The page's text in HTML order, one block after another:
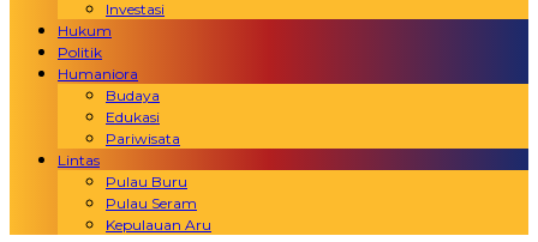
Investasi
Hukum
Politik
Humaniora
Budaya
Edukasi
Pariwisata
Lintas
Pulau Buru
Pulau Seram
Kepulauan Aru